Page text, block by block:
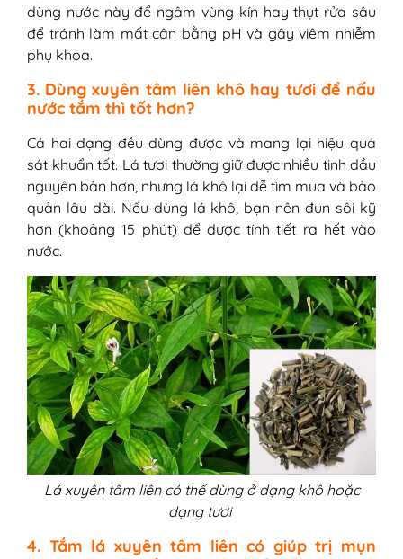
dùng nước này để ngâm vùng kín hay thụt rửa sâu
để tránh làm mất cân bằng pH và gây viêm nhiễm
phụ khoa.
3. Dùng xuyên tâm liên khô hay tươi để nấu
nước tắm thì tốt hơn?
Cả hai dạng đều dùng được và mang lại hiệu quả
sát khuẩn tốt. Lá tươi thường giữ được nhiều tinh dầu
nguyên bản hơn, nhưng lá khô lại dễ tìm mua và bảo
quản lâu dài. Nếu dùng lá khô, bạn nên đun sôi kỹ
hơn (khoảng 15 phút) để dược tính tiết ra hết vào
nước.
Lá xuyên tâm liên có thể dùng ở dạng khô hoặc
dạng tươi
4. Tắm lá xuyên tâm liên có giúp trị mụn